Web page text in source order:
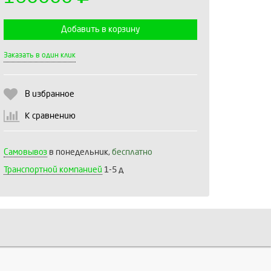
Добавить в корзину
Заказать в один клик
В избранное
К сравнению
Самовывоз в понедельник, бесплатно
Транспортной компанией 1-5 д